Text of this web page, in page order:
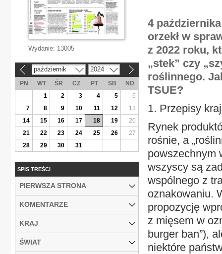
4
orzekł w
z 2022 roku,
„stek” czy
roślinnego.
TSUE?
1. Przepisy
Rynek
rośnie, a
powszechnym
wszyscy są
wspólnego z
oznakowaniu.
propozycję
z mięsem w
burger ban”),
niektóre
Wydanie: 13005
październik 2024
PN WT ŚR CZ PT SB
ND
1
2 3 4 5
6
7
8 9 10 11 12
13
14
15 16 17 18 19
20
21
22 23 24 25 26
27
28
29 30 31
SPIS TREŚCI
PIERWSZA STRONA
KOMENTARZE
KRAJ
ŚWIAT